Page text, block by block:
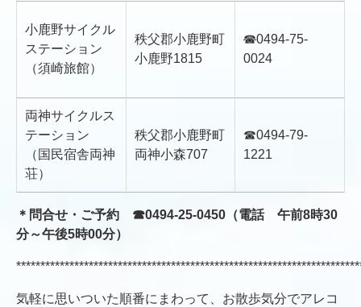
小鹿野サイクル
ステーション
（須崎旅館）
秩父郡小鹿野町
小鹿野1815
☎0494-75-
0024
両神サイクルス
テーション
（国民宿舎両神
荘）
秩父郡小鹿野町
両神小森707
☎0494-79-
1221
＊問合せ・ご予約 ☎0494‐25‐0450（電話 午前8時30
分～午後5時00分）
気軽に思いついた順番にまわって、お散歩気分でアレコ